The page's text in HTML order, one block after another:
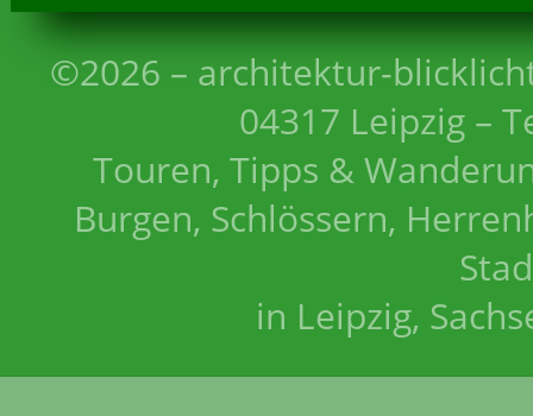
©2026 – architektur-
04317 Leipzig –
Touren, Tipps &
Burgen, Schlössern,
in Leipzig,